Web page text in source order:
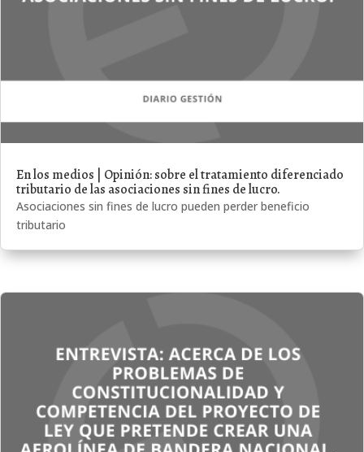
En los medios | Opinión: sobre el tratamiento diferenciado
tributario de las asociaciones sin fines de lucro.
Asociaciones sin fines de lucro pueden perder beneficio
tributario